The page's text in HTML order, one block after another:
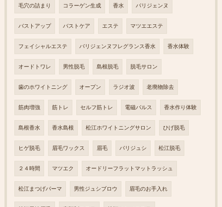
毛穴の詰まり コラーゲン生成 香水 パリジェンヌ
バストアップ バストケア エステ マツエエステ
フェイシャルエステ パリジェンヌフレグランス香水 香水体験
オードトワレ 男性脱毛 島根脱毛 脱毛サロン
歯のホワイトニング オープン ラジオ波 老廃物除去
筋肉増強 筋トレ セルフ筋トレ 電磁パルス 香水作り体験
島根香水 香水島根 松江ホワイトニングサロン ひげ脱毛
ヒゲ脱毛 眉毛ワックス 眉毛 パリジュシ 松江脱毛
２４時間 マツエク オードリーフラットマットラッシュ
松江まつげパーマ 男性ジュシブロウ 眉毛のお手入れ